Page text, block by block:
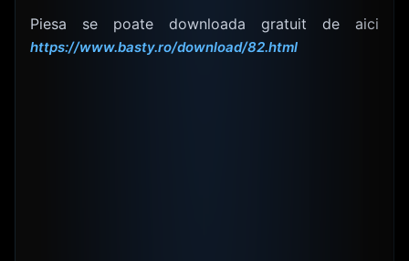
Piesa se poate downloada gratuit de aici
https://www.basty.ro/download/82.html